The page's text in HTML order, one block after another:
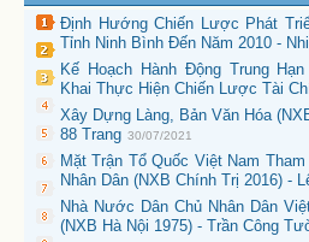
Định Hướng Chiến Lược Phát
Tỉnh Ninh Bình Đến Năm 2010 -
Kế Hoạch Hành Động Trung
Khai Thực Hiện Chiến Lược Tài
Xây Dựng Làng, Bản Văn Hóa
88 Trang 30/07/2021
Mặt Trận Tổ Quốc Việt Nam
Nhân Dân (NXB Chính Trị 2016) -
Nhà Nước Dân Chủ Nhân Dân
(NXB Hà Nội 1975) - Trần Công